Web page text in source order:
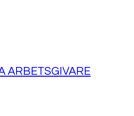
ARBETSGIVARE